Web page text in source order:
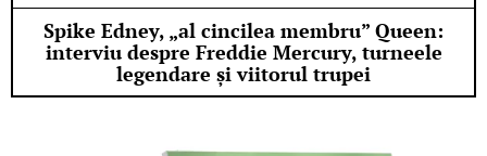
Spike Edney, „al cincilea membru” Queen:
interviu despre Freddie Mercury, turneele
legendare și viitorul trupei